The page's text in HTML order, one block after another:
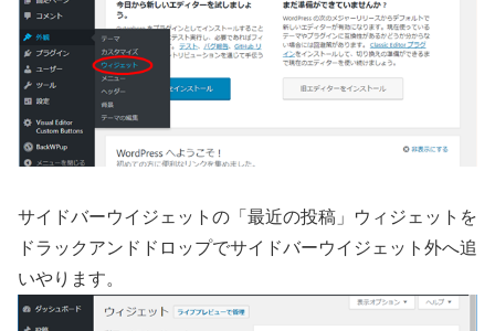
サイドバーウイジェットの「最近の投稿」ウィジェットを
ドラックアンドドロップでサイドバーウイジェット外へ追
いやります。